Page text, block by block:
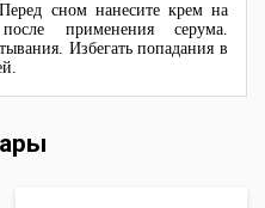
Перед сном нанесите крем на
применения серума.
Избегать попадания в